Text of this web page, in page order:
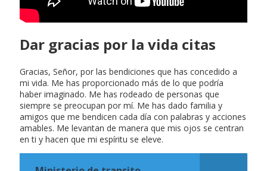
Dar gracias por la vida citas
Gracias, Señor, por las bendiciones que has concedido a
mi vida. Me has proporcionado más de lo que podría
haber imaginado. Me has rodeado de personas que
siempre se preocupan por mí. Me has dado familia y
amigos que me bendicen cada día con palabras y acciones
amables. Me levantan de manera que mis ojos se centran
en ti y hacen que mi espíritu se eleve.